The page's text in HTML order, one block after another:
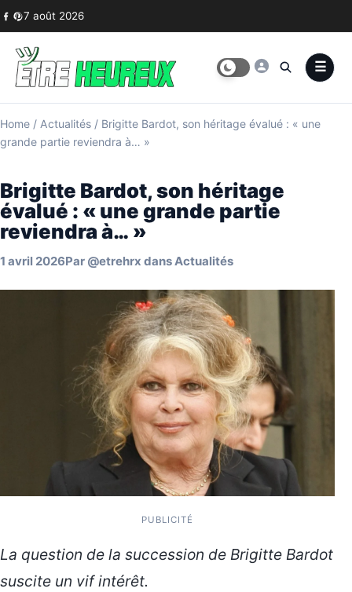
Skip to content
7 août 2026
Home / Actualités / Brigitte Bardot, son héritage évalué : « une
grande partie reviendra à… »
Brigitte Bardot, son héritage
évalué : « une grande partie
reviendra à… »
1 avril 2026Par @etrehrx dansActualités
PUBLICITÉ
La question de la succession de Brigitte Bardot
suscite un vif intérêt.